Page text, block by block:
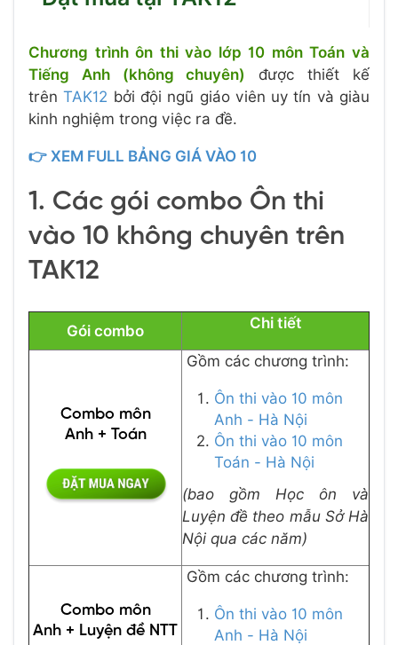
Chương trình ôn thi vào lớp 10 môn Toán và
Tiếng Anh (không chuyên)
được thiết kế
trênTAK12 bởi đội ngũ giáo viên uy tín và giàu
kinh nghiệm trong việc ra đề.
👉 XEM FULL BẢNG GIÁ VÀO 10
1. Các gói combo Ôn thi
vào 10 không chuyên trên
TAK12
Gói combo Chi tiết
Combo môn
Anh + Toán
Gồm các chương trình:
Ôn thi vào 10 môn
Anh - Hà Nội
Ôn thi vào 10 môn
Toán - Hà Nội
(bao gồm Học ôn và
Luyện đề theo mẫu Sở Hà
Nội qua các năm)
Combo môn
Anh + Luyện đề NTT
Gồm các chương trình:
Ôn thi vào 10 môn
Anh - Hà Nội